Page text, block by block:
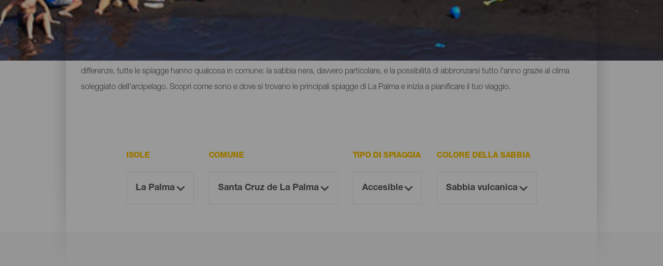
natura dell'isola riserva anche sorprese sotto forma di spiagge. Ci sono spiagge urbane dotate di tutti i servizi, grandi arenili dove puoi trovare il tuo
differenze, tutte le spiagge hanno qualcosa in comune: la sabbia nera, davvero particolare, e la possibilità di abbronzarsi tutto l'anno grazie al clima
soleggiato dell'arcipelago. Scopri come sono e dove si trovano le principali spiagge di La Palma e inizia a pianificare il tuo viaggio.
ISOLE COMUNE TIPO DI SPIAGGIA COLORE DELLA SABBIA